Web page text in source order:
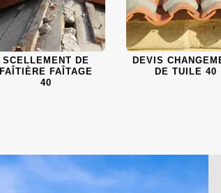
SCELLEMENT DE
FAÎTIÈRE FAÎTAGE
40
DEVIS
DE TUILE 40